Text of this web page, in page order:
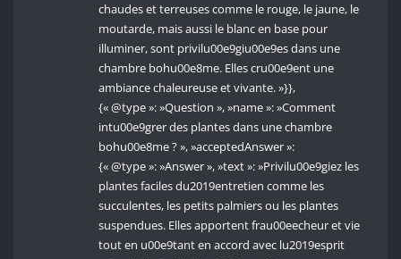
chaudes et terreuses comme le rouge, le jaune, le
moutarde, mais aussi le blanc en base pour
illuminer, sont privilu00e9giu00e9es dans une
chambre bohu00e8me. Elles cru00e9ent une
ambiance chaleureuse et vivante. »}},
{« @type »: »Question », »name »: »Comment
intu00e9grer des plantes dans une chambre
bohu00e8me ? », »acceptedAnswer »:
{« @type »: »Answer », »text »: »Privilu00e9giez les
plantes faciles du2019entretien comme les
succulentes, les petits palmiers ou les plantes
suspendues. Elles apportent frau00eecheur et vie
tout en u00e9tant en accord avec lu2019esprit